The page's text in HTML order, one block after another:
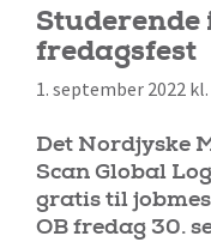
fredagsfest
1. september 2022
Det Nordjyske
Scan Global
gratis til
OB fredag 30.